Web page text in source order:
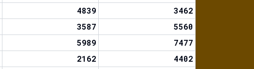
4839
3462
3587
5560
5989
7477
2162
4402